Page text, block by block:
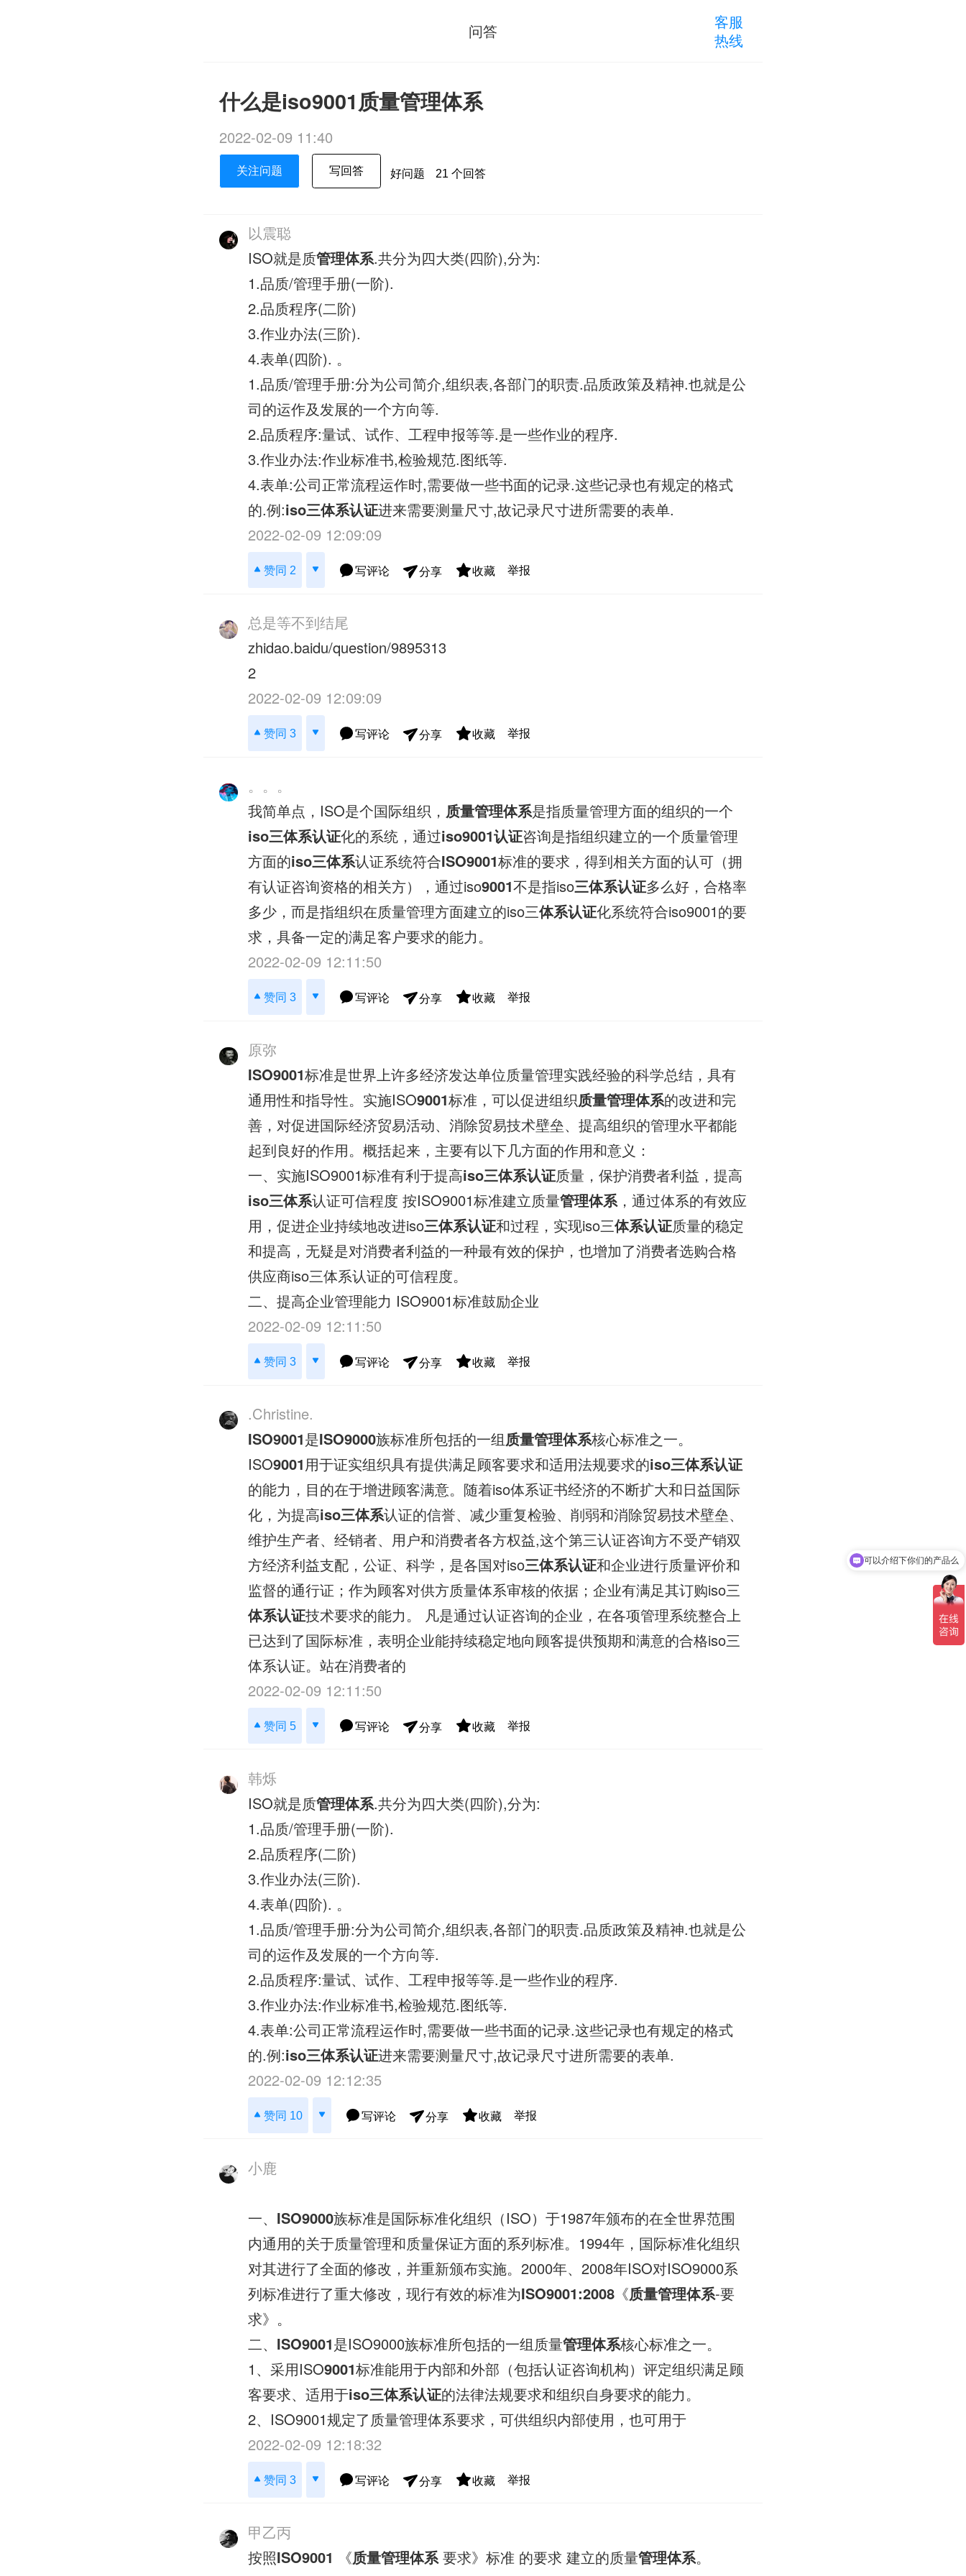
问答
客服
热线
什么是iso9001质量管理体系
2022-02-09 11:40
关注问题 写回答 好问题 21 个回答
以震聪
ISO就是质管理体系.共分为四大类(四阶),分为:
1.品质/管理手册(一阶).
2.品质程序(二阶)
3.作业办法(三阶).
4.表单(四阶). 。
1.品质/管理手册:分为公司简介,组织表,各部门的职责.品质政策及精神.也就是公
司的运作及发展的一个方向等.
2.品质程序:量试、试作、工程申报等等.是一些作业的程序.
3.作业办法:作业标准书,检验规范.图纸等.
4.表单:公司正常流程运作时,需要做一些书面的记录.这些记录也有规定的格式
的.例:iso三体系认证进来需要测量尺寸,故记录尺寸进所需要的表单.
2022-02-09 12:09:09
赞同 2 写评论 分享 收藏 举报
总是等不到结尾
zhidao.baidu/question/9895313
2
2022-02-09 12:09:09
赞同 3 写评论 分享 收藏 举报
。。。
我简单点，ISO是个国际组织， 质量管理体系是指质量管理方面的组织的一个
iso三体系认证化的系统，通过iso9001认证咨询是指组织建立的一个质量管理
方面的iso三体系认证系统符合ISO9001标准的要求，得到相关方面的认可（拥
有认证咨询资格的相关方），通过iso9001不是指iso三体系认证多么好，合格率
多少，而是指组织在质量管理方面建立的iso三体系认证化系统符合iso9001的要
求，具备一定的满足客户要求的能力。
2022-02-09 12:11:50
赞同 3 写评论 分享 收藏 举报
原弥
ISO9001标准是世界上许多经济发达单位质量管理实践经验的科学总结，具有
通用性和指导性。实施ISO9001标准，可以促进组织质量管理体系的改进和完
善，对促进国际经济贸易活动、消除贸易技术壁垒、提高组织的管理水平都能
起到良好的作用。概括起来，主要有以下几方面的作用和意义：
一、实施ISO9001标准有利于提高iso三体系认证质量，保护消费者利益，提高
iso三体系认证可信程度 按ISO9001标准建立质量管理体系，通过体系的有效应
用，促进企业持续地改进iso三体系认证和过程，实现iso三体系认证质量的稳定
和提高，无疑是对消费者利益的一种最有效的保护，也增加了消费者选购合格
供应商iso三体系认证的可信程度。
二、提高企业管理能力 ISO9001标准鼓励企业
2022-02-09 12:11:50
赞同 3 写评论 分享 收藏 举报
.Christine.
ISO9001是ISO9000族标准所包括的一组质量管理体系核心标准之一。
ISO9001用于证实组织具有提供满足顾客要求和适用法规要求的iso三体系认证
的能力，目的在于增进顾客满意。随着iso体系证书经济的不断扩大和日益国际
化，为提高iso三体系认证的信誉、减少重复检验、削弱和消除贸易技术壁垒、
维护生产者、经销者、用户和消费者各方权益,这个第三认证咨询方不受产销双
方经济利益支配，公证、科学，是各国对iso三体系认证和企业进行质量评价和
监督的通行证；作为顾客对供方质量体系审核的依据；企业有满足其订购iso三
体系认证技术要求的能力。 凡是通过认证咨询的企业，在各项管理系统整合上
已达到了国际标准，表明企业能持续稳定地向顾客提供预期和满意的合格iso三
体系认证。站在消费者的
2022-02-09 12:11:50
赞同 5 写评论 分享 收藏 举报
韩烁
ISO就是质管理体系.共分为四大类(四阶),分为:
1.品质/管理手册(一阶).
2.品质程序(二阶)
3.作业办法(三阶).
4.表单(四阶). 。
1.品质/管理手册:分为公司简介,组织表,各部门的职责.品质政策及精神.也就是公
司的运作及发展的一个方向等.
2.品质程序:量试、试作、工程申报等等.是一些作业的程序.
3.作业办法:作业标准书,检验规范.图纸等.
4.表单:公司正常流程运作时,需要做一些书面的记录.这些记录也有规定的格式
的.例:iso三体系认证进来需要测量尺寸,故记录尺寸进所需要的表单.
2022-02-09 12:12:35
赞同 10 写评论 分享 收藏 举报
小鹿
一、 ISO9000族标准是国际标准化组织（ISO）于1987年颁布的在全世界范围
内通用的关于质量管理和质量保证方面的系列标准。1994年，国际标准化组织
对其进行了全面的修改，并重新颁布实施。2000年、2008年ISO对ISO9000系
列标准进行了重大修改，现行有效的标准为ISO9001:2008 《质量管理体系-要
求》。
二、 ISO9001是ISO9000族标准所包括的一组质量管理体系核心标准之一。
1、采用ISO9001标准能用于内部和外部（包括认证咨询机构）评定组织满足顾
客要求、适用于iso三体系认证的法律法规要求和组织自身要求的能力。
2、ISO9001规定了质量管理体系要求，可供组织内部使用，也可用于
2022-02-09 12:18:32
赞同 3 写评论 分享 收藏 举报
甲乙丙
按照ISO9001 《质量管理体系要求》标准 的要求 建立的质量管理体系。
可以介绍下你们的产品么